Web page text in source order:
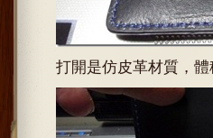
打開是仿皮革材質，